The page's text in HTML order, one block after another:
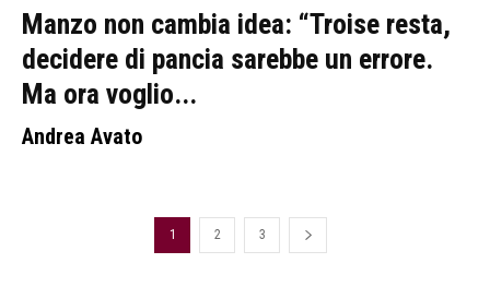
Manzo non cambia idea: “Troise resta,
decidere di pancia sarebbe un errore.
Ma ora voglio...
Andrea Avato
1 2 3